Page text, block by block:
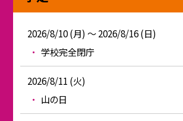
2026/8/10 (月) ～ 2026/8/16 (日)
学校完全閉庁
2026/8/11 (火)
山の日